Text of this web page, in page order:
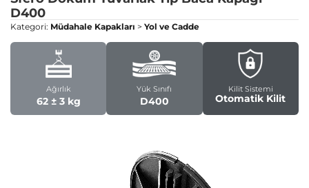
D400
Kategori: Müdahale Kapakları > Yol ve Cadde
Ağırlık
62 ± 3 kg
Yük Sınıfı
D400
Kilit Sistemi
Otomatik Kilit